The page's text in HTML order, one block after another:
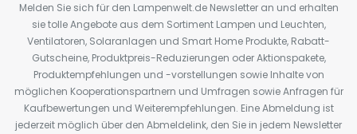
Melden Sie sich für den Lampenwelt.de Newsletter an und erhalten
sie tolle Angebote aus dem Sortiment Lampen und Leuchten,
Ventilatoren, Solaranlagen und Smart Home Produkte, Rabatt-
Gutscheine, Produktpreis-Reduzierungen oder Aktionspakete,
Produktempfehlungen und -vorstellungen sowie Inhalte von
möglichen Kooperationspartnern und Umfragen sowie Anfragen für
Kaufbewertungen und Weiterempfehlungen. Eine Abmeldung ist
jederzeit möglich über den Abmeldelink, den Sie in jedem Newsletter